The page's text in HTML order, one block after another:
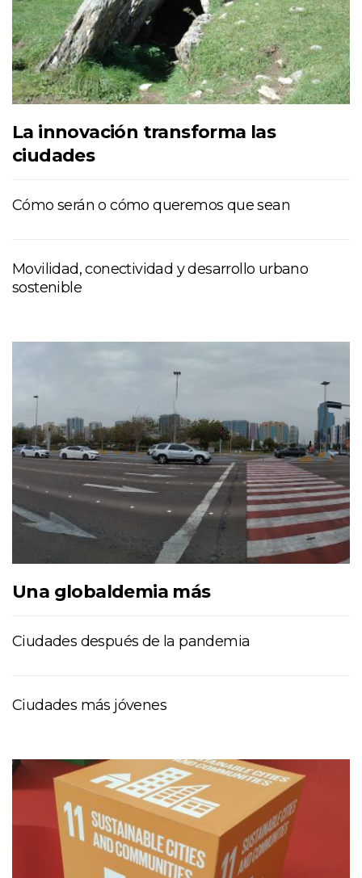
La innovación transforma las
ciudades
Cómo serán o cómo queremos que sean
Movilidad, conectividad y desarrollo urbano
sostenible
Una globaldemia más
Ciudades después de la pandemia
Ciudades más jóvenes